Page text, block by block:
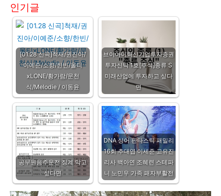
인기글
[01.28 신곡]척재/권진아/
이예준/소향/한빈/올티
xLONE/황가람/문천
식/Melodie / 이동윤
브이아이혁신기업투자증권
투자신탁 1호[주식]종류 S
미래산업에 투자하고 싶다
면
공무원음주운전 징계 막고
싶다면
DNA 싱어 판타스틱 패밀리
16회 추대엽 이세준 고유진
리사 백아연 조혜련 스테파
니 노민우 가족 패자부활전